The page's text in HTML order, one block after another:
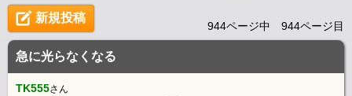
新規投稿
944ページ中 944ページ目
急に光らなくなる
TK555さん